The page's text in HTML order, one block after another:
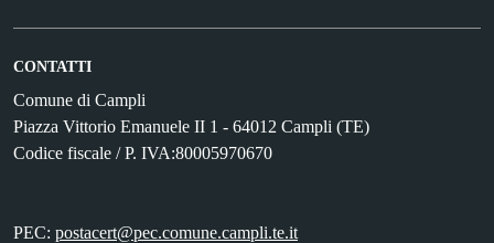
CONTATTI
Comune di Campli
Piazza Vittorio Emanuele II 1 - 64012 Campli (TE)
Codice fiscale / P. IVA:80005970670
PEC: postacert@pec.comune.campli.te.it